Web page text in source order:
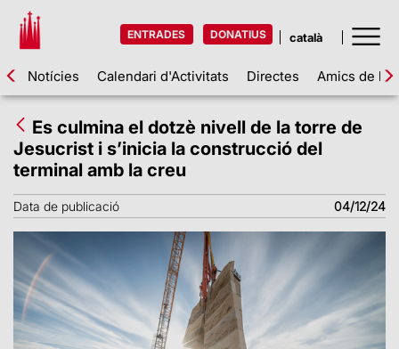
ENTRADES DONATIUS
Notícies Calendari d'Activitats Directes Amics de la
Es culmina el dotzè nivell de la torre de
Jesucrist i s’inicia la construcció del
terminal amb la creu
Data de publicació 04/12/24